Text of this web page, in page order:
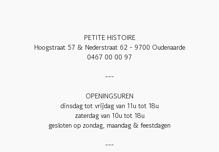
PETITE HISTOIRE
Hoogstraat 57 & Nederstraat 62 - 9700 Oudenaarde
0467 00 00 97
---
OPENINGSUREN
dinsdag tot vrijdag van 11u tot 18u
zaterdag van 10u tot 18u
gesloten op zondag, maandag & feestdagen
---